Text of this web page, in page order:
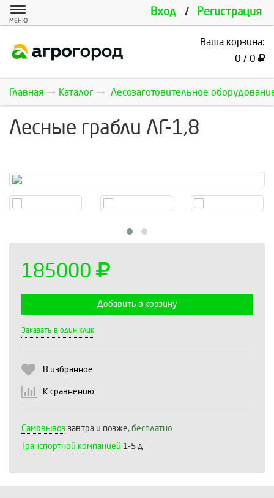
Вход / Регистрация
МЕНЮ
Ваша корзина:
0 / 0
Главная Каталог Лесозаготовительное
Лесные грабли ЛГ-1,8
185000
Добавить в корзину
Заказать в один клик
В избранное
К сравнению
Самовывоз завтра и позже, бесплатно
Транспортной компанией 1-5 д